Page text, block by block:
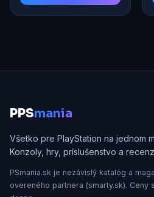
PPSmania
Všetko pre PlayStation na jednom
Konzoly, hry, príslušenstvo a
PSmania.sk je nezávislý katalóg a
overeného partnera (smarty.sk). Ceny